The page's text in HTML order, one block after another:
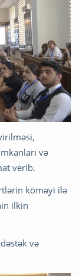
və
verib.
köməyi ilə
ilkin
və